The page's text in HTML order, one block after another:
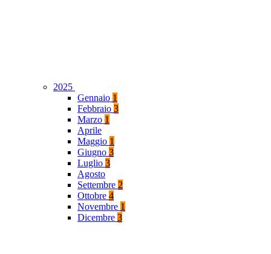
2025
Gennaio 1
Febbraio 3
Marzo 1
Aprile
Maggio 1
Giugno 3
Luglio 3
Agosto
Settembre 2
Ottobre 4
Novembre 1
Dicembre 3